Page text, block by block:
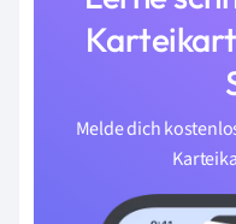
Melde dich